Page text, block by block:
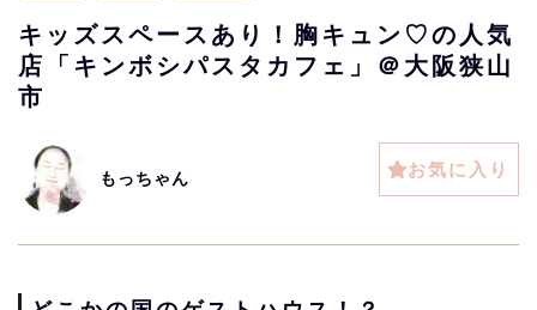
キッズスペースあり！胸キュン♡の人気
店「キンボシパスタカフェ」＠大阪狭山
市
もっちゃん お気に入り